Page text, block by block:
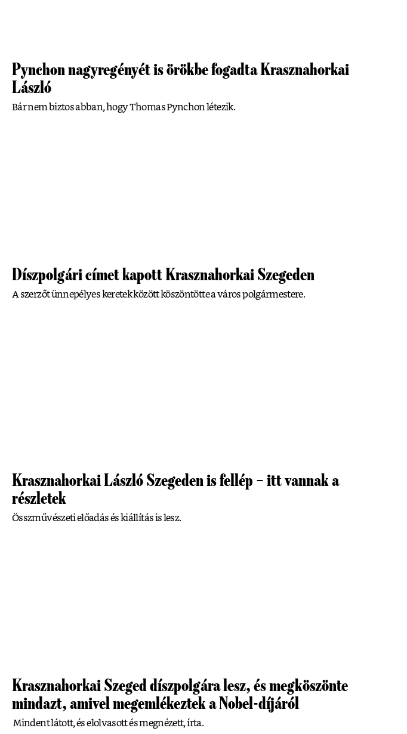
Pynchon nagyregényét is örökbe fogadta Krasznahorkai
László
Bár nem biztos abban, hogy Thomas Pynchon létezik.
Díszpolgári címet kapott Krasznahorkai Szegeden
A szerzőt ünnepélyes keretek között köszöntötte a város polgármestere.
Krasznahorkai László Szegeden is fellép – itt vannak a
részletek
Összművészeti előadás és kiállítás is lesz.
Krasznahorkai Szeged díszpolgára lesz, és megköszönte
mindazt, amivel megemlékeztek a Nobel-díjáról
Mindent látott, és elolvasott és megnézett, írta.